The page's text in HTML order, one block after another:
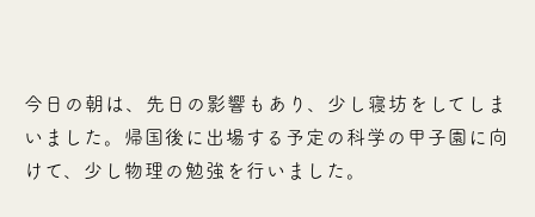
今日の朝は、先日の影響もあり、少し寝坊をしてしま
いました。帰国後に出場する予定の科学の甲子園に向
けて、少し物理の勉強を行いました。